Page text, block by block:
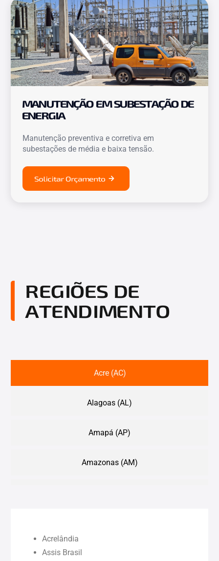
MANUTENÇÃO EM SUBESTAÇÃO DE
ENERGIA
Manutenção preventiva e corretiva em
subestações de média e baixa tensão.
Solicitar Orçamento
REGIÕES DE
ATENDIMENTO
Acre (AC)
Alagoas (AL)
Amapá (AP)
Amazonas (AM)
Acrelândia
Assis Brasil